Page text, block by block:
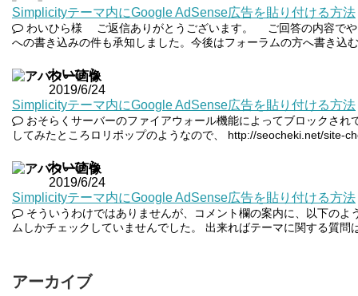
Simplicityテーマ内にGoogle AdSense広告を貼り付ける方法
わいひら様 ご返信ありがとうございます。 ご回答の内容で
への書き込みの件も承知しました。今後はフォーラムの方へ書き込
わいひら
2019/6/24
Simplicityテーマ内にGoogle AdSense広告を貼り付ける方法
おそらくサーバーのファイアウォール機能によってブロックさ
してみたところロリポップのようなので、 http://seocheki.net/site-
わいひら
2019/6/24
Simplicityテーマ内にGoogle AdSense広告を貼り付ける方法
そういうわけではありませんが、コメント欄の案内に、以下の
ムしかチェックしていませんでした。 出来ればテーマに関する質
アーカイブ